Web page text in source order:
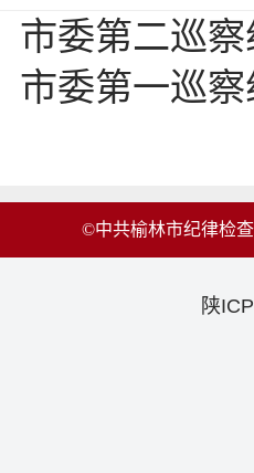
市委第二巡
市委第一巡
©中共榆林市纪律检
陕